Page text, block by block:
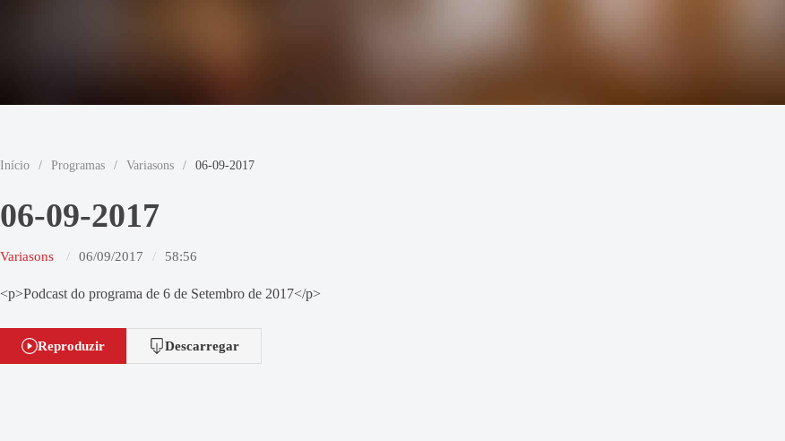
Início / Programas / Variasons / 06-09-2017
06-09-2017
Variasons 06/09/2017 58:56
<p>Podcast do programa de 6 de Setembro de 2017</p>
Reproduzir Descarregar